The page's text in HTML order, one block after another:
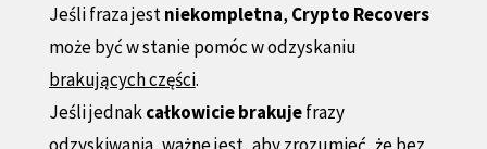
Jeśli fraza jestniekompletna, Crypto Recovers
może być w stanie pomóc w odzyskaniu
brakujących części.
Jeśli jednakcałkowicie brakujefrazy